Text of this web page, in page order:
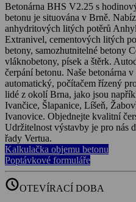
Betonárna BHS V2.25 s
betonu je situována v Brně.
anhydritových litých potěrů
Extranivel, cementových litých
betony, samozhutnitelné betony
vláknobetony, písek a štěrk.
čerpání betonu. Naše betonárna
automatický, počítačem řízený
lidé z okolí Brna, jako jsou
Ivančice, Šlapanice, Líšeň,
Ivanovice. Objednejte kvalitní
Udržitelnost výstavby je pro nás
řady Vertua.
Kalkulačka objemu betonu
Poptávkové formuláře
scheduleOTEVÍRACÍ DOBA